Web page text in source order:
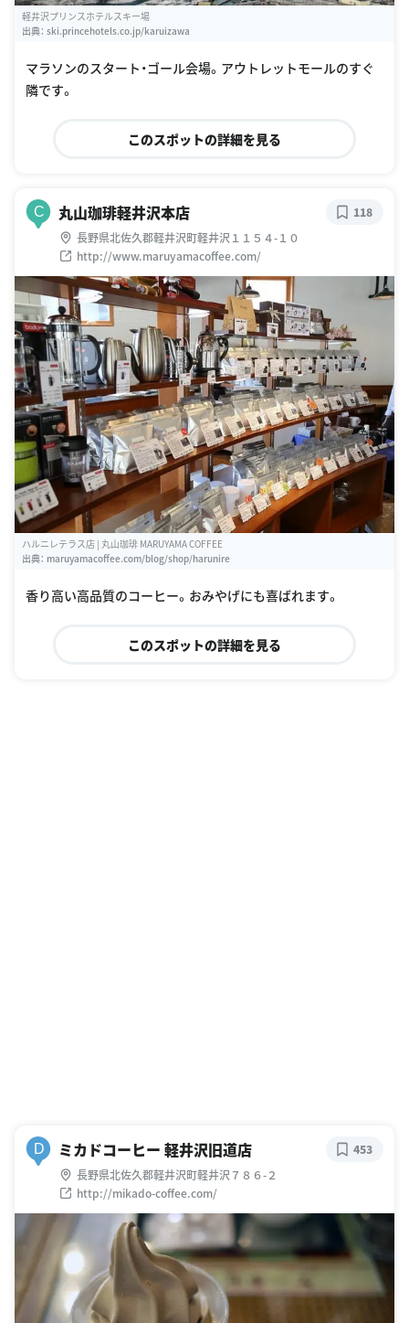
軽井沢プリンスホテルスキー場
出典： ski.princehotels.co.jp/karuizawa
マラソンのスタート・ゴール会場。アウトレットモールのすぐ
隣です。
このスポットの詳細を見る
C 丸山珈琲軽井沢本店
長野県北佐久郡軽井沢町軽井沢１１５４-１０
http://www.maruyamacoffee.com/
118
ハルニレテラス店 | 丸山珈琲 MARUYAMA COFFEE
出典： maruyamacoffee.com/blog/shop/harunire
香り高い高品質のコーヒー。おみやげにも喜ばれます。
このスポットの詳細を見る
D ミカドコーヒー 軽井沢旧道店
長野県北佐久郡軽井沢町軽井沢７８６-２
http://mikado-coffee.com/
453